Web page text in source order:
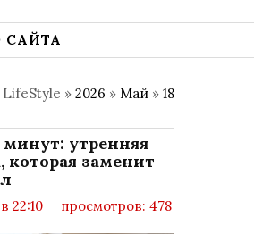
LifeStyle » 2026 » Май » 18
минут: утренняя
которая заменит
22:10
просмотров: 478